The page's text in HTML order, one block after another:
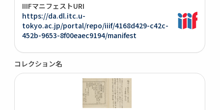
IIIFマニフェストURI
https://da.dl.itc.u-
tokyo.ac.jp/portal/repo/iiif/4168d429-c42c-
452b-9653-8f00eaec9194/manifest
コレクション名